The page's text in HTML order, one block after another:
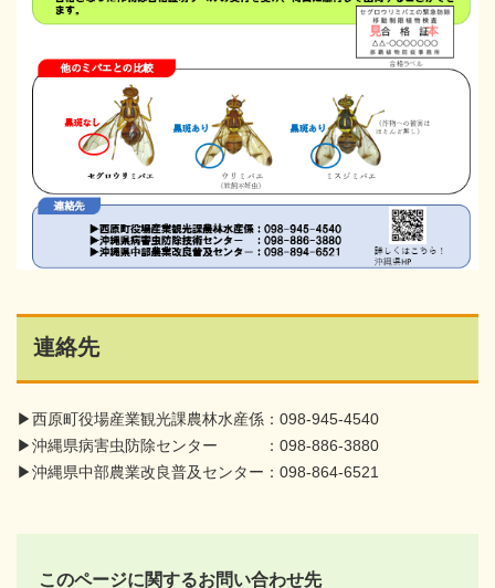
連絡先
▶西原町役場産業観光課農林水産係：098-945-4540
▶沖縄県病害虫防除センター ：098-886-3880
▶沖縄県中部農業改良普及センター：098-864-6521
このページに関するお問い合わせ先